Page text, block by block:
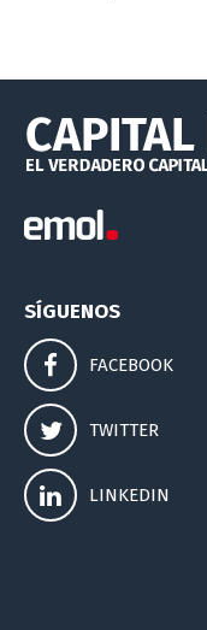
SÍGUENOS
FACEBOOK
TWITTER
LINKEDIN